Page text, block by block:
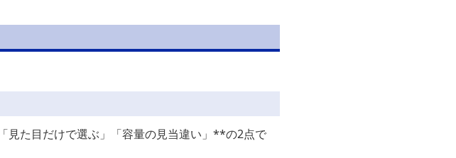
見た目だけで選ぶ」「容量の見当違い」**の2点で